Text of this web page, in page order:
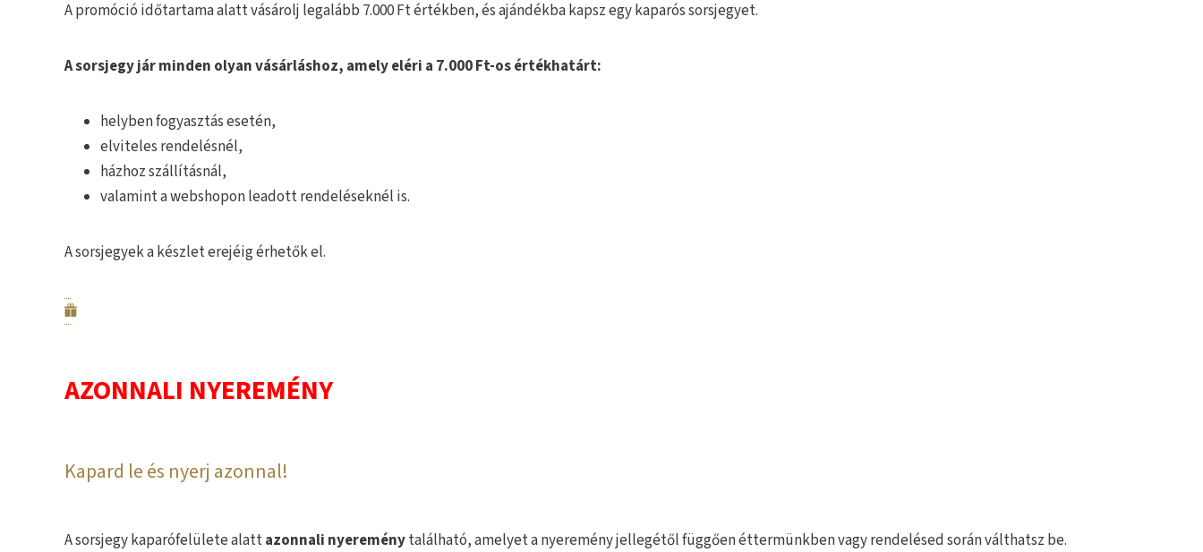
A promóció időtartama alatt vásárolj legalább 7.000 Ft értékben, és ajándékba kapsz egy kaparós sorsjegyet.
A sorsjegy jár minden olyan vásárláshoz, amely eléri a 7.000 Ft-os értékhatárt:
helyben fogyasztás esetén,
elviteles rendelésnél,
házhoz szállításnál,
valamint a webshopon leadott rendeléseknél is.
A sorsjegyek a készlet erejéig érhetők el.
AZONNALI NYEREMÉNY
Kapard le és nyerj azonnal!
A sorsjegy kaparófelülete alattazonnali nyereménytalálható, amelyet a nyeremény jellegétől függően éttermünkben vagy rendelésed során válthatsz be.